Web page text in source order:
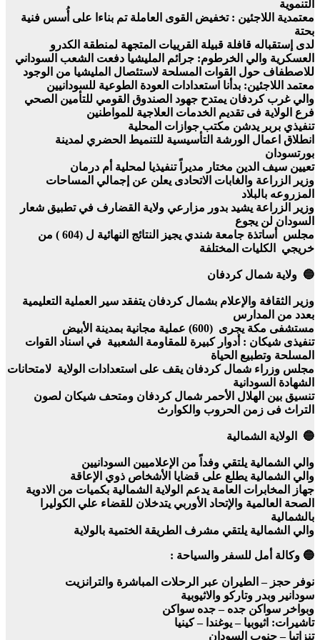
التنموية
معتمدية اللاجئين : تخفيض القوى العاملة تم بناءا على أُسس فنية
بحتة
لدى إستقباله قافلة قبيلة القرييات المتجهة لمنطقة الكدرو
العسكرية والي الخرطوم: جرائم المليشيا دفعت الشعب السوداني
للاصطفاف حول القوات المسلحة لاستئصال المليشيا من الوجود
معتمد اللاجئين: بدأنا استعدادات العودة الطوعية للسودانيين
والي غرب كردفان يمتدح جهود الصندوق القومي للتأمين الصحي
فرع الولاية فى تقديم الخدمات العلاجية للمواطنين
تنفيذي بربر يدشن مكتب جوازات المحلية
انطلاق اعمال الورشة التأسيسية للتنميط الحضري لمدينة
بورتسودان
تعيين سيف الدين مختار مديراً تنفيذيا لمحلية أم درمان
وزير الزراعة والغابات الاتحادى يعلن عن إجمالي المساحات
المزروعه بالبلاد
وزير الزراعة يشيد بدور مزارعي ولاية القضارف في تطبيق شعار
السودان لن يجوع
مجلس أساتذة جامعة شندي يجيز النتائج النهائية ل (604 ) من
خريجي الكليات المختلفة
🔵 ولاية شمال كردفان
وزير الثقافة والإعلام بشمال كردفان يتفقد سير العملية التعليمية
بعدد من المدارس
مستشفى مكة يجرى (600) عملية مجانية بمدينة الأبيض
تنفيذى شيكان : أدوار كبيرة للمقاومة الشعبية في اسناد القوات
المسلحة وتطبيع الحياة
مجلس وزراء شمال كردفان يقف على استعدادات الولاية لامتحانات
الشهادة السودانية
تنسيق بين الهلال الأحمر شمال كردفان ومتحف شيكان لصون
التراث فى زمن الحروب والكوارث
🔵 الولاية الشمالية
والي الشمالية يلتقي وفداً من الإعلاميين السودانيين
والي الشمالية يطلع على قضايا الأشخاص ذوي الإعاقة
جهاز المخابرات العامة يدعم الولاية الشمالية بكميات من الادوية
الصحة العالمية والإتحاد الأوربي يتدخلان للقضاء علي الكوليرا
بالشمالية
والي الشمالية يلتقي مشرف الطريقة الختمية بالولاية
🔵 وكالة أمل للسفر والسياحة :
نوفر حجز – الطيران عبر الرحلات المباشرة والترانزيت
سودانير وبدر وتاركو والاثيوبية
وبواخر سواكن جده – جده سواكن
تاشيرات: اثيوبيا – يوغندا – كينيا
تنزاتيا – جنوب السودان